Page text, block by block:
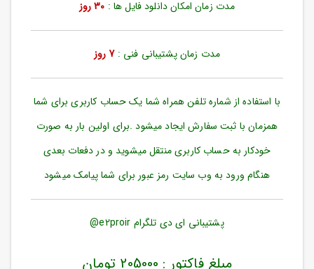
بازیابی
رمز
مندی
ها
مدت زمان امکان دانلود فایل ها : 30 روز
مدت زمان پشتیبانی فنی :7 روز
با استفاده از شماره تلفن همراه شما یک حساب کاربری برای شما
همزمان با ثبت سفارش ایجاد میشود .برای اولین بار به صورت
خودکار به حساب کاربری منتقل میشوید و در دفعات بعدی
هنگام ورود به وب سایت رمز عبور برای شما پیامک میشود
پشتیبانی ای دی تلگرام e2proir@
مبلغ فاکتور : 205000 تومان